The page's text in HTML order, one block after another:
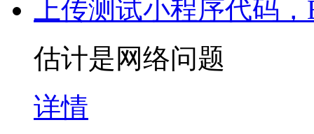
上传测试小程序代码，
估计是网络问题
详情